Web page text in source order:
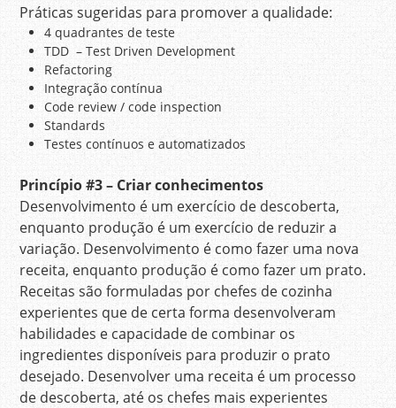
Práticas sugeridas para promover a qualidade:
4 quadrantes de teste
TDD – Test Driven Development
Refactoring
Integração contínua
Code review / code inspection
Standards
Testes contínuos e automatizados
Princípio#3 – Criar conhecimentos
Desenvolvimento é um exercício de descoberta,
enquanto produção é um exercício de reduzir a
variação. Desenvolvimento é como fazer uma nova
receita, enquanto produção é como fazer um prato.
Receitas são formuladas por chefes de cozinha
experientes que de certa forma desenvolveram
habilidades e capacidade de combinar os
ingredientes disponíveis para produzir o prato
desejado. Desenvolver uma receita é um processo
de descoberta, até os chefes mais experientes